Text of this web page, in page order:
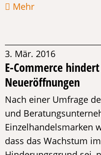
Mehr
3. Mär. 2016
E-Commerce
Neueröffnungen
Nach einer Umfrage
und
Einzelhandelsmarken
dass das Wachstum